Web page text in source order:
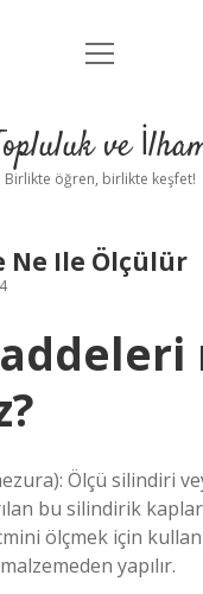
Anasayfa
Yasal Uyarı
menüyü
ve
Birlikte öğren, birlikte keşfet!
Ne Ile Ölçülür
Ölçü silindiri
bu silindirik kaplar,
ölçmek için
yapılır.